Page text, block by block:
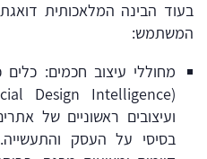
בעוד הבינה המלאכותית דואגת
המשתמש:
מחוללי עיצוב חכמים: כלים
ועיצובים ראשוניים של
בסיסי על העסק